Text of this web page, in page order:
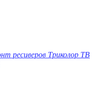
ресиверов Триколор ТВ